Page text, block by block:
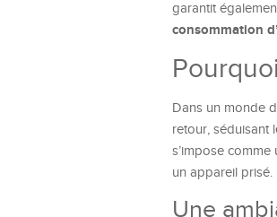
garantit
consommation
Dans un monde
retour, séduisant
s’impose
un appareil prisé.
Une